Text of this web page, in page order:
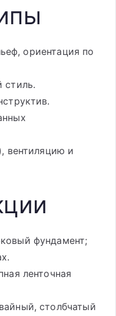
ориентация по
стиль.
вентиляцию и
фундамент;
ленточная
столбчатый